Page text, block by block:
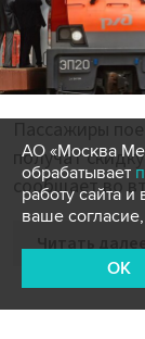
получат
сообщает во
Читать
АО «Москва
обрабатывает
работу сайта
ваше
OK